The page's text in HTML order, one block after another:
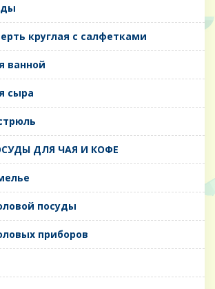
круглая с салфетками
ванной
сыра
ДЛЯ ЧАЯ И КОФЕ
посуды
приборов